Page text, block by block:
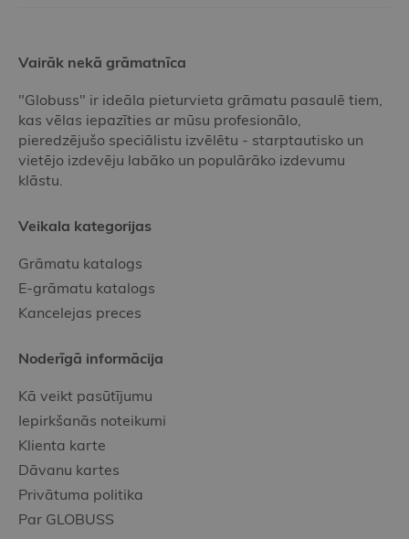
Vairāk nekā grāmatnīca
"Globuss" ir ideāla pieturvieta grāmatu pasaulē tiem,
kas vēlas iepazīties ar mūsu profesionālo,
pieredzējušo speciālistu izvēlētu - starptautisko un
vietējo izdevēju labāko un populārāko izdevumu
klāstu.
Veikala kategorijas
Grāmatu katalogs
E-grāmatu katalogs
Kancelejas preces
Noderīgā informācija
Kā veikt pasūtījumu
Iepirkšanās noteikumi
Klienta karte
Dāvanu kartes
Privātuma politika
Par GLOBUSS